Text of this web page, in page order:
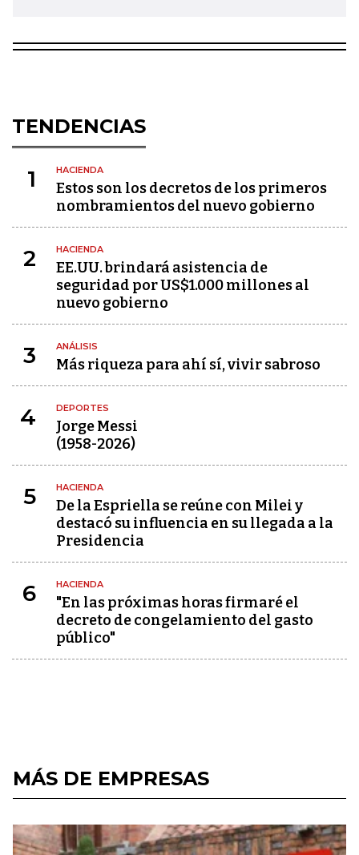
TENDENCIAS
1 HACIENDA
Estos son los decretos de los primeros
nombramientos del nuevo gobierno
2 HACIENDA
EE.UU. brindará asistencia de
seguridad por US$1.000 millones al
nuevo gobierno
3 ANÁLISIS
Más riqueza para ahí sí, vivir sabroso
4 DEPORTES
Jorge Messi
(1958-2026)
5 HACIENDA
De la Espriella se reúne con Milei y
destacó su influencia en su llegada a la
Presidencia
6 HACIENDA
"En las próximas horas firmaré el
decreto de congelamiento del gasto
público"
MÁS DE EMPRESAS